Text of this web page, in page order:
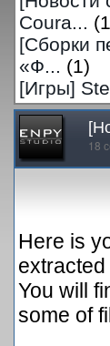
Coura...
[Сборки
«Ф... (1)
[Игры]
18
Here is
You will
some of